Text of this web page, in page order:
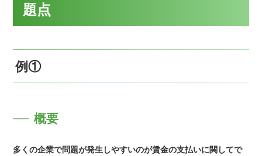
題点
例①
概要
多くの企業で問題が発生しやすいのが賃金の支払いに関してで